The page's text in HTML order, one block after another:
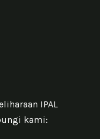
IPAL
kami: